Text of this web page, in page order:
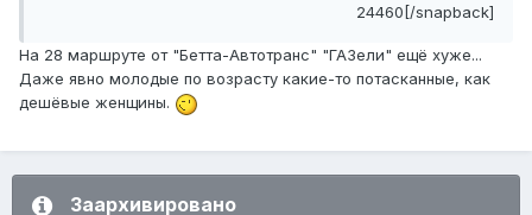
24460[/snapback]
На 28 маршруте от "Бетта-Автотранс" "ГАЗели" ещё хуже...
Даже явно молодые по возрасту какие-то потасканные, как
дешёвые женщины.
Заархивировано